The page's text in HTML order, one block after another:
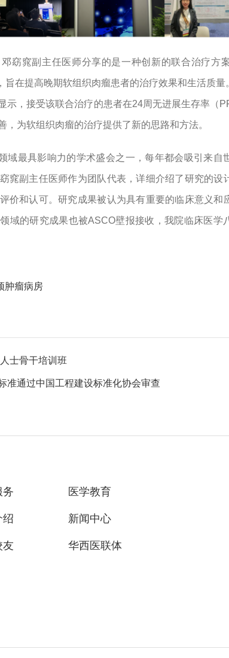
窈窕副主任医师分享的是一种创新的联合治疗
旨在提高晚期软组织肉瘤患者的治疗效果和生活质
示，接受该联合治疗的患者在24周无进展生存率（
，为软组织肉瘤的治疗提供了新的思路和方法。
域最具影响力的学术盛会之一，每年都会吸引来自
窕副主任医师作为团队代表，详细介绍了研究的设
价和认可。研究成果被认为具有重要的临床意义和
域的研究成果也被ASCO壁报接收，我院临床医学
肿瘤病房
士骨干培训班
准通过中国工程建设标准化协会审查
务 医学教育
绍 新闻中心
友 华西医联体